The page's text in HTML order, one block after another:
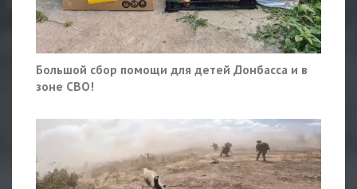
Большой сбор помощи для детей Донбасса и в
зоне СВО!